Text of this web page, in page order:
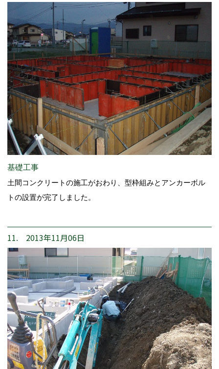
基礎工事
土間コンクリートの施工がおわり、型枠組みとアンカーボル
トの設置が完了しました。
11. 2013年11月06日